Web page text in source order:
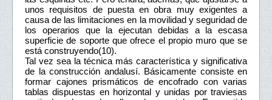
unos requisitos de puesta en obra muy exigentes a
causa de las limitaciones en la movilidad y seguridad de
los operarios que la ejecutan debidas a la escasa
superficie de soporte que ofrece el propio muro que se
está construyendo(10).
Tal vez sea la técnica más característica y significativa
de la construcción andalusí. Básicamente consiste en
formar cajones prismáticos de encofrado con varias
tablas dispuestas en horizontal y unidas por traviesas